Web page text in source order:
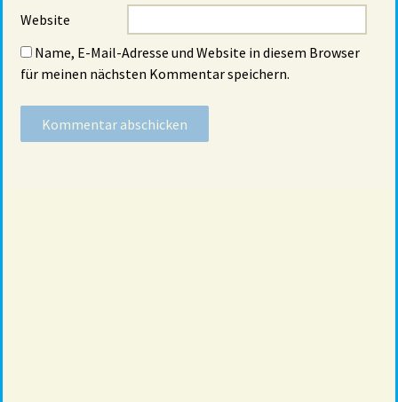
Website
Name, E-Mail-Adresse und Website in diesem Browser
für meinen nächsten Kommentar speichern.